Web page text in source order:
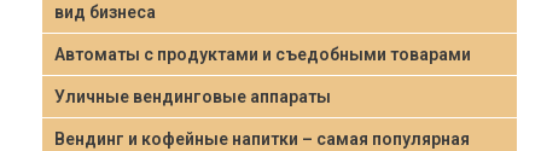
вид бизнеса
Автоматы с продуктами и съедобными товарами
Уличные вендинговые аппараты
Вендинг и кофейные напитки – самая популярная